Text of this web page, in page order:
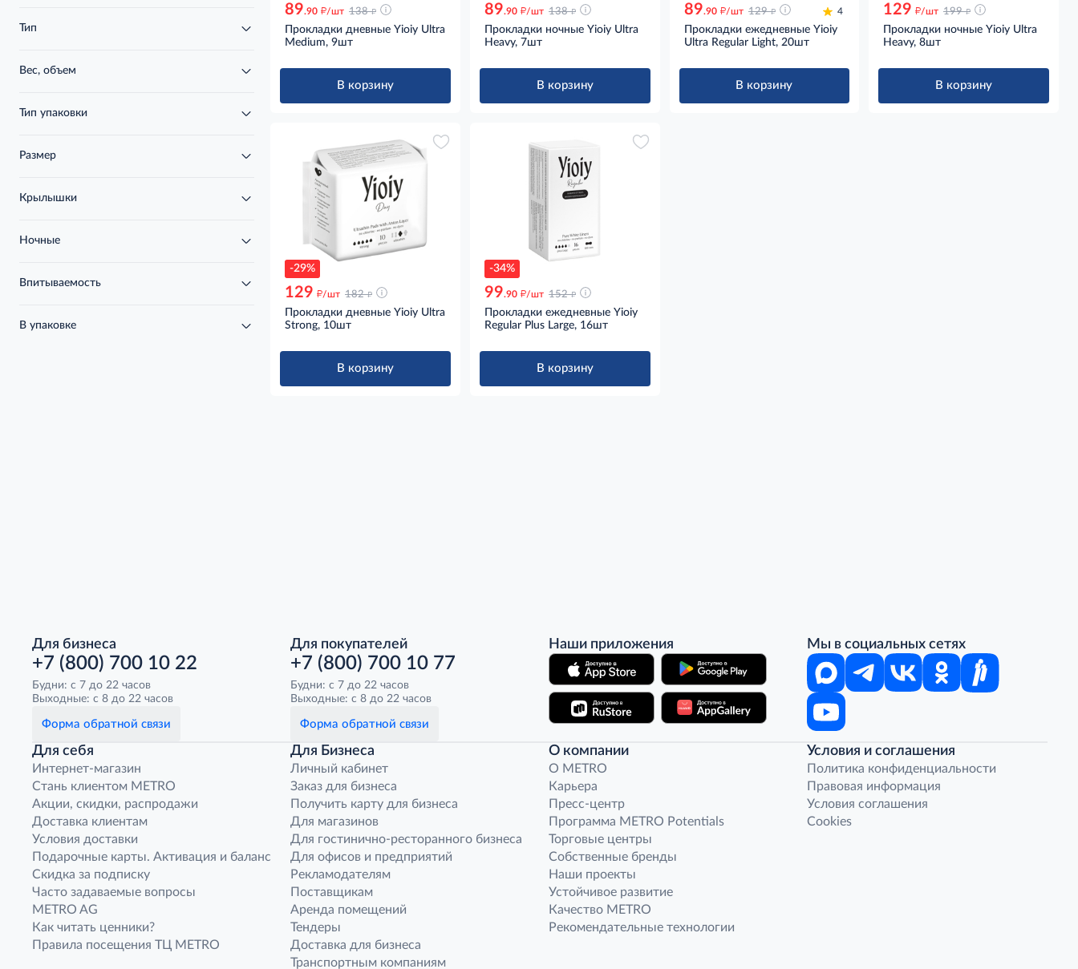
Тип
Вес, объем
Тип упаковки
Размер
Крылышки
Ночные
Впитываемость
В упаковке
89.90 д/шт 138 д
Прокладки дневные Yioiy Ultra
Medium, 9шт
В корзину
89.90 д/шт 138 д
Прокладки ночные Yioiy Ultra
Heavy, 7шт
В корзину
89.90 д/шт 129 д 4
Прокладки ежедневные Yioiy
Ultra Regular Light, 20шт
В корзину
129 д/шт 199 д
Прокладки ночные Yioiy Ultra
Heavy, 8шт
В корзину
-29%
129 д/шт 182 д
Прокладки дневные Yioiy Ultra
Strong, 10шт
В корзину
-34%
99.90 д/шт 152 д
Прокладки ежедневные Yioiy
Regular Plus Large, 16шт
В корзину
Для бизнеса
+7 (800) 700 10 22
Будни: с 7 до 22 часов
Выходные: с 8 до 22 часов
Форма обратной связи
Для покупателей
+7 (800) 700 10 77
Будни: с 7 до 22 часов
Выходные: с 8 до 22 часов
Форма обратной связи
Наши приложения Мы в социальных сетях
Для себя
Интернет-магазин
Стань клиентом METRO
Акции, скидки, распродажи
Доставка клиентам
Условия доставки
Подарочные карты. Активация и баланс
Скидка за подписку
Часто задаваемые вопросы
METRO AG
Как читать ценники?
Правила посещения ТЦ METRO
Для Бизнеса
Личный кабинет
Заказ для бизнеса
Получить карту для бизнеса
Для магазинов
Для гостинично-ресторанного бизнеса
Для офисов и предприятий
Рекламодателям
Поставщикам
Аренда помещений
Тендеры
Доставка для бизнеса
Транспортным компаниям
О компании
O METRO
Карьера
Пресс-центр
Программа METRO Potentials
Торговые центры
Собственные бренды
Наши проекты
Устойчивое развитие
Качество METRO
Рекомендательные технологии
Условия и соглашения
Политика конфиденциальности
Правовая информация
Условия соглашения
Cookies